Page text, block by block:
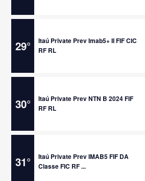
29°
Itaú Private Prev Imab5+ II FIF CIC
RF RL
30°
Itaú Private Prev NTN B 2024 FIF
RF RL
31°
Itaú Private Prev IMAB5 FIF DA
Classe FIC RF ...